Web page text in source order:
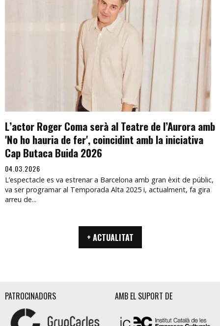
L’actor Roger Coma serà al Teatre de l’Aurora amb
'No ho hauria de fer', coincidint amb la iniciativa
Cap Butaca Buida 2026
04.03.2026
L’espectacle es va estrenar a Barcelona amb gran èxit de públic,
va ser programar al Temporada Alta 2025 i, actualment, fa gira
arreu de...
+ ACTUALITAT
PATROCINADORS AMB EL SUPORT DE